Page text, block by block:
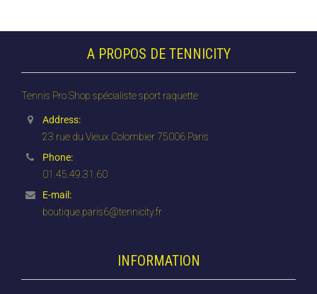
A PROPOS DE TENNICITY
Tennis Pro Shop spécialiste sport raquette
Address:
23 rue du Vieux Colombier 75006 Paris
Phone:
01.45.49.31.60
E-mail:
boutique.paris6@tennicity.fr
INFORMATION